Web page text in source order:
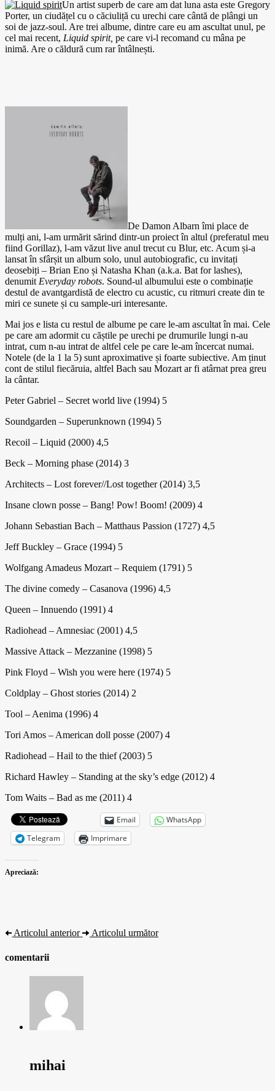
Un artist superb de care am dat luna asta este Gregory
Porter, un ciudățel cu o căciuliță cu urechi care cântă de plângi un
soi de jazz-soul. Are trei albume, dintre care eu am ascultat unul, pe
cel mai recent, Liquid spirit, pe care vi-l recomand cu mâna pe
inimă. Are o căldură cum rar întâlnești.
De Damon Albarn îmi place de
mulți ani, l-am urmărit sărind dintr-un proiect în altul (preferatul meu
fiind Gorillaz), l-am văzut live anul trecut cu Blur, etc. Acum și-a
lansat în sfârșit un album solo, unul autobiografic, cu invitați
deosebiți – Brian Eno și Natasha Khan (a.k.a. Bat for lashes),
denumit Everyday robots. Sound-ul albumului este o combinație
destul de avantgardistă de electro cu acustic, cu ritmuri create din te
miri ce sunete și cu sample-uri interesante.
Mai jos e lista cu restul de albume pe care le-am ascultat în mai. Cele
pe care am adormit cu căștile pe urechi pe drumurile lungi n-au
intrat, cum n-au intrat de altfel cele pe care le-am încercat numai.
Notele (de la 1 la 5) sunt aproximative și foarte subiective. Am ținut
cont de stilul fiecăruia, altfel Bach sau Mozart ar fi atârnat prea greu
la cântar.
Peter Gabriel – Secret world live (1994) 5
Soundgarden – Superunknown (1994) 5
Recoil – Liquid (2000) 4,5
Beck – Morning phase (2014) 3
Architects – Lost forever//Lost together (2014) 3,5
Insane clown posse – Bang! Pow! Boom! (2009) 4
Johann Sebastian Bach – Matthaus Passion (1727) 4,5
Jeff Buckley – Grace (1994) 5
Wolfgang Amadeus Mozart – Requiem (1791) 5
The divine comedy – Casanova (1996) 4,5
Queen – Innuendo (1991) 4
Radiohead – Amnesiac (2001) 4,5
Massive Attack – Mezzanine (1998) 5
Pink Floyd – Wish you were here (1974) 5
Coldplay – Ghost stories (2014) 2
Tool – Aenima (1996) 4
Tori Amos – American doll posse (2007) 4
Radiohead – Hail to the thief (2003) 5
Richard Hawley – Standing at the sky’s edge (2012) 4
Tom Waits – Bad as me (2011) 4
Email
WhatsApp
Telegram
Imprimare
Apreciază:
Articolul anterior Articolul următor
comentarii
mihai